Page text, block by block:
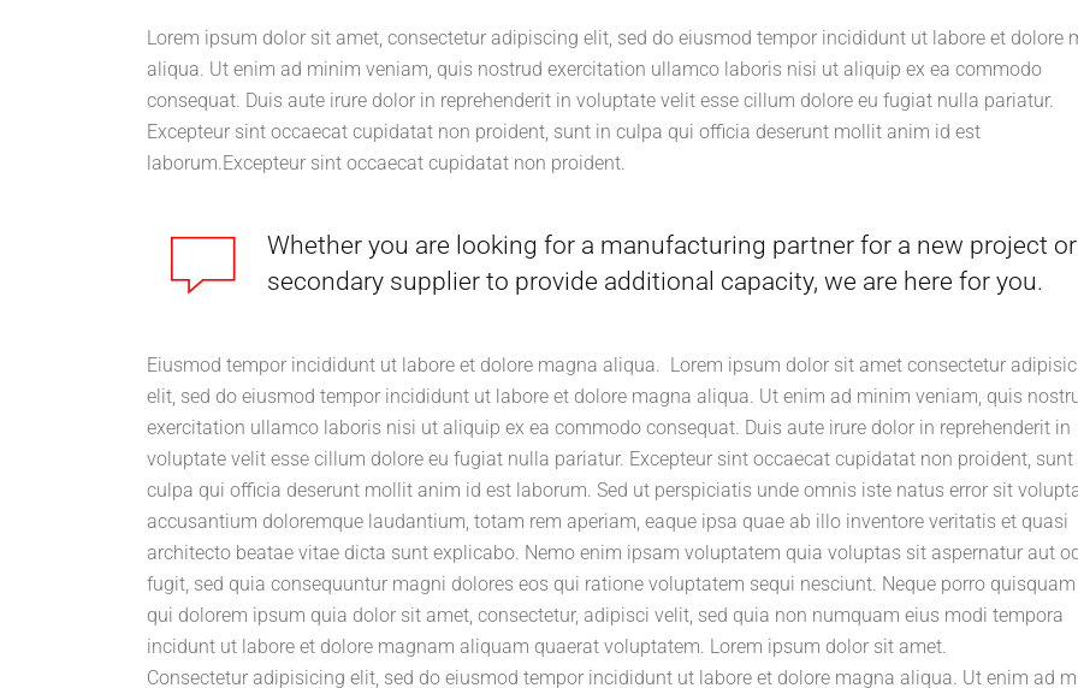
Lorem ipsum dolor sit amet, consectetur adipiscing elit, sed do eiusmod tempor incididunt ut labore et dolore
aliqua. Ut enim ad minim veniam, quis nostrud exercitation ullamco laboris nisi ut aliquip ex ea commodo
consequat. Duis aute irure dolor in reprehenderit in voluptate velit esse cillum dolore eu fugiat nulla pariatur.
Excepteur sint occaecat cupidatat non proident, sunt in culpa qui officia deserunt mollit anim id est
laborum.Excepteur sint occaecat cupidatat non proident.
Whether you are looking for a manufacturing partner for a new project
secondary supplier to provide additional capacity, we are here for you.
Eiusmod tempor incididunt ut labore et dolore magna aliqua. Lorem ipsum dolor sit amet consectetur
elit, sed do eiusmod tempor incididunt ut labore et dolore magna aliqua. Ut enim ad minim veniam, quis
exercitation ullamco laboris nisi ut aliquip ex ea commodo consequat. Duis aute irure dolor in reprehenderit in
voluptate velit esse cillum dolore eu fugiat nulla pariatur. Excepteur sint occaecat cupidatat non proident, sunt
culpa qui officia deserunt mollit anim id est laborum. Sed ut perspiciatis unde omnis iste natus error sit
accusantium doloremque laudantium, totam rem aperiam, eaque ipsa quae ab illo inventore veritatis et quasi
architecto beatae vitae dicta sunt explicabo. Nemo enim ipsam voluptatem quia voluptas sit aspernatur aut
fugit, sed quia consequuntur magni dolores eos qui ratione voluptatem sequi nesciunt. Neque porro quisquam
qui dolorem ipsum quia dolor sit amet, consectetur, adipisci velit, sed quia non numquam eius modi tempora
incidunt ut labore et dolore magnam aliquam quaerat voluptatem. Lorem ipsum dolor sit amet.
Consectetur adipisicing elit, sed do eiusmod tempor incididunt ut labore et dolore magna aliqua. Ut enim ad